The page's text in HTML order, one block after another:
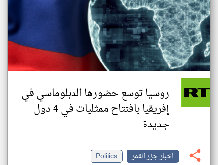
روسيا توسع حضورها الدبلوماسي في
إفريقيا بافتتاح ممثليات في 4 دول
جديدة
اخبار جزر القمر
Politics